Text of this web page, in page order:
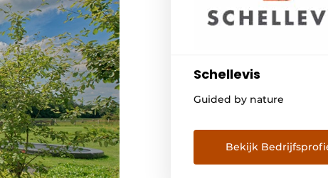
Schellevis
Guided by nature
Bekijk